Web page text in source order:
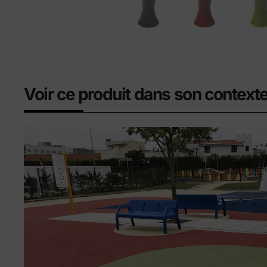
Voir ce produit dans son